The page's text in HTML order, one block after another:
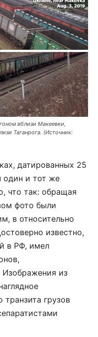
вблизи Макеевки,
Таганрога. (Источник:
датированных 25
один и тот же
что так: обращая
фото были
в относительно
известно,
в РФ, имел
Изображения из
транзита грузов